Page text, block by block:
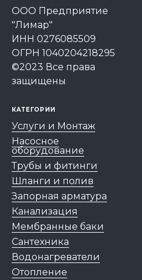
ООО Предприятие
"Лимар"
ИНН 0276085509
ОГРН 1040204218295
©2023 Все права
защищены
КАТЕГОРИИ
Услуги и Монтаж
Насосное
оборудование
Трубы и фитинги
Шланги и полив
Запорная арматура
Канализация
Мембранные баки
Сантехника
Водонагреватели
Отопление